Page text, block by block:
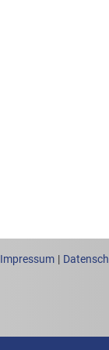
Impressum